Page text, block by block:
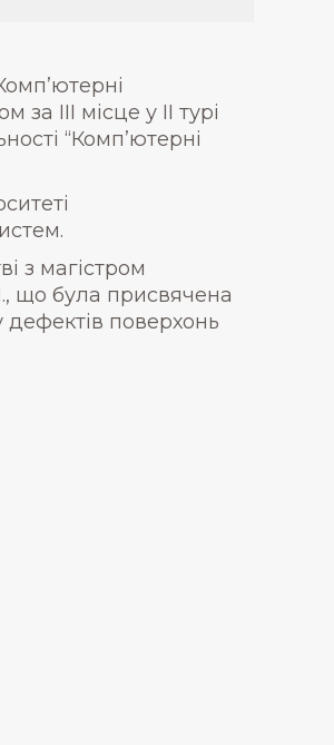
ІІІ місце у ІІ турі
“Комп’ютерні
з магістром
що була присвячена
поверхонь